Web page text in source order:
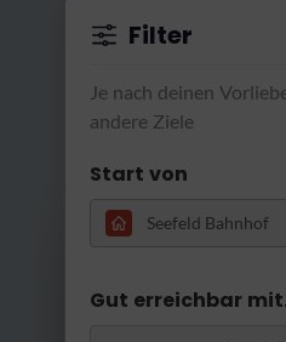
Filter
Je nach deinen
andere Ziele
Start von
Gut erreichbar